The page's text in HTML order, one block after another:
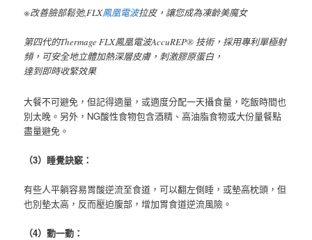
※改善臉部鬆弛,FLX鳳凰電波拉皮，讓您成為凍齡美魔女
第四代的Thermage FLX鳳凰電波AccuREP® 技術，採用專利單極射
頻，可安全地立體加熱深層皮膚，刺激膠原蛋白，
達到即時收緊效果
大餐不可避免，但記得適量，或適度分配一天攝食量，吃飯時間也
別太晚。另外，NG酸性食物包含酒精、高油脂食物或大份量餐點
盡量避免。
（3）睡覺訣竅：
有些人平躺容易胃酸逆流至食道，可以翻左側睡，或墊高枕頭，但
也別墊太高，反而壓迫腹部，增加胃食道逆流風險。
（4）動一動：